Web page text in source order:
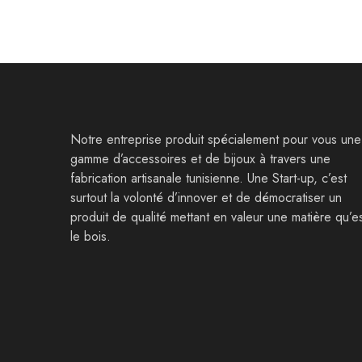
Notre entreprise produit spécialement pour vous une
gamme d’accessoires et de bijoux à travers une
fabrication artisanale tunisienne. Une Start-up, c’est
surtout la volonté d’innover et de démocratiser un
produit de qualité mettant en valeur une matière
le bois.